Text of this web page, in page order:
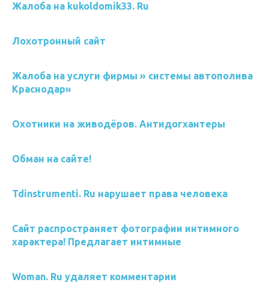
Жалоба на kukoldomik33. Ru
Лохотронный сайт
Жалоба на услуги фирмы » системы автополива
Краснодар»
Охотники на живодёров. Антидогхантеры
Обман на сайте!
Tdinstrumenti. Ru нарушает права человека
Сайт распространяет фотографии интимного
характера! Предлагает интимные
Woman. Ru удаляет комментарии